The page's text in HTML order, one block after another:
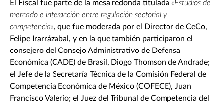
El Fiscal fue parte de la mesa redonda titulada «Estudios de
mercado e interacción entre regulación sectorial y
competencia», que fue moderada por el Director de CeCo,
Felipe Irarrázabal, y en la que también participaron el
consejero del Consejo Administrativo de Defensa
Económica (CADE) de Brasil, Diogo Thomson de Andrade;
el Jefe de la Secretaría Técnica de la Comisión Federal de
Competencia Económica de México (COFECE), Juan
Francisco Valerio; el Juez del Tribunal de Competencia del